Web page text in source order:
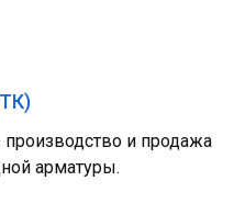
и продажа
арматуры.